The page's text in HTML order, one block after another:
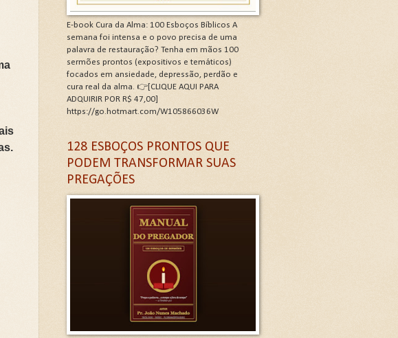
na letra G
G
Clique na letra G
E-book Cura da Alma: 100 Esboços Bíblicos A
semana foi intensa e o povo precisa de uma
palavra de restauração? Tenha em mãos 100
sermões prontos (expositivos e temáticos)
focados em ansiedade, depressão, perdão e
cura real da alma. 👉[CLIQUE AQUI PARA
ADQUIRIR POR R$ 47,00]
https://go.hotmart.com/W105866036W
128 ESBOÇOS PRONTOS QUE
PODEM TRANSFORMAR SUAS
PREGAÇÕES